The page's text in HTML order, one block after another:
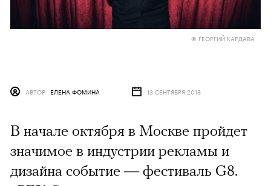
© ГЕОРГИЙ КАРДАВА
АВТОР ЕЛЕНА ФОМИНА 13 СЕНТЯБРЯ 2018
В начале октября в Москве пройдет
значимое в индустрии рекламы и
дизайна событие — фестиваль G8.